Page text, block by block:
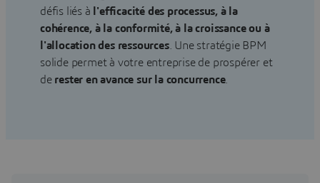
défis liés à l'efficacité des processus, à la
cohérence, à la conformité, à la croissance ou à
l'allocation des ressources. Une stratégie BPM
solide permet à votre entreprise de prospérer et
derester en avance sur la concurrence.